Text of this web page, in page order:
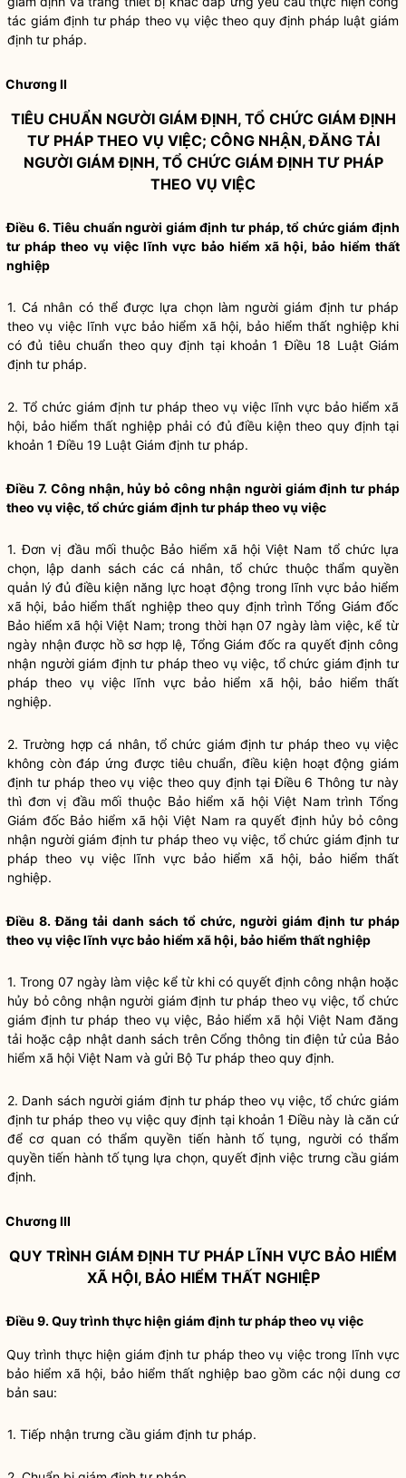
tác giám định tư pháp theo vụ việc theo quy định pháp luật giám
định tư pháp.
Chương II
TIÊU CHUẨN NGƯỜI GIÁM ĐỊNH, TỔ CHỨC GIÁM ĐỊNH
TƯ PHÁP THEO VỤ VIỆC; CÔNG NHẬN, ĐĂNG TẢI
NGƯỜI GIÁM ĐỊNH, TỔ CHỨC GIÁM ĐỊNH TƯ PHÁP
THEO VỤ VIỆC
Điều 6. Tiêu chuẩn người giám định tư pháp, tổ chức giám định
tư pháp theo vụ việc lĩnh vực bảo hiểm xã hội, bảo hiểm thất
nghiệp
1. Cá nhân có thể được lựa chọn làm người giám định tư pháp
theo vụ việc lĩnh vực bảo hiểm xã hội, bảo hiểm thất nghiệp khi
có đủ tiêu chuẩn theo quy định tại khoản 1 Điều 18 Luật Giám
định tư pháp.
2. Tổ chức giám định tư pháp theo vụ việc lĩnh vực bảo hiểm xã
hội, bảo hiểm thất nghiệp phải có đủ điều kiện theo quy định tại
khoản 1 Điều 19 Luật Giám định tư pháp.
Điều 7. Công nhận, hủy bỏ công nhận người giám định tư pháp
theo vụ việc, tổ chức giám định tư pháp theo vụ việc
1. Đơn vị đầu mối thuộc Bảo hiểm xã hội Việt Nam tổ chức lựa
chọn, lập danh sách các cá nhân, tổ chức thuộc thẩm quyền
quản lý đủ điều kiện năng lực hoạt động trong lĩnh vực bảo hiểm
xã hội, bảo hiểm thất nghiệp theo quy định trình Tổng Giám đốc
Bảo hiểm xã hội Việt Nam; trong thời hạn 07 ngày làm việc, kể từ
ngày nhận được hồ sơ hợp lệ, Tổng Giám đốc ra quyết định công
nhận người giám định tư pháp theo vụ việc, tổ chức giám định tư
pháp theo vụ việc lĩnh vực bảo hiểm xã hội, bảo hiểm thất
nghiệp.
2. Trường hợp cá nhân, tổ chức giám định tư pháp theo vụ việc
không còn đáp ứng được tiêu chuẩn, điều kiện hoạt động giám
định tư pháp theo vụ việc theo quy định tại Điều 6 Thông tư này
thì đơn vị đầu mối thuộc Bảo hiểm xã hội Việt Nam trình Tổng
Giám đốc Bảo hiểm xã hội Việt Nam ra quyết định hủy bỏ công
nhận người giám định tư pháp theo vụ việc, tổ chức giám định tư
pháp theo vụ việc lĩnh vực bảo hiểm xã hội, bảo hiểm thất
nghiệp.
Điều 8. Đăng tải danh sách tổ chức, người giám định tư pháp
theo vụ việc lĩnh vực bảo hiểm xã hội, bảo hiểm thất nghiệp
1. Trong 07 ngày làm việc kể từ khi có quyết định công nhận hoặc
hủy bỏ công nhận người giám định tư pháp theo vụ việc, tổ chức
giám định tư pháp theo vụ việc, Bảo hiểm xã hội Việt Nam đăng
tải hoặc cập nhật danh sách trên Cổng thông tin điện tử của Bảo
hiểm xã hội Việt Nam và gửi Bộ Tư pháp theo quy định.
2. Danh sách người giám định tư pháp theo vụ việc, tổ chức giám
định tư pháp theo vụ việc quy định tại khoản 1 Điều này là căn cứ
để cơ quan có thẩm quyền tiến hành tố tụng, người có thẩm
quyền tiến hành tố tụng lựa chọn, quyết định việc trưng cầu giám
định.
Chương III
QUY TRÌNH GIÁM ĐỊNH TƯ PHÁP LĨNH VỰC BẢO HIỂM
XÃ HỘI, BẢO HIỂM THẤT NGHIỆP
Điều 9. Quy trình thực hiện giám định tư pháp theo vụ việc
Quy trình thực hiện giám định tư pháp theo vụ việc trong lĩnh vực
bảo hiểm xã hội, bảo hiểm thất nghiệp bao gồm các nội dung cơ
bản sau:
1. Tiếp nhận trưng cầu giám định tư pháp.